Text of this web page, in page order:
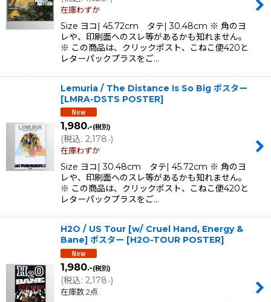
在庫わずか
Size ヨコ| 45.72cm タテ| 30.48cm ※ 角のヨ
レや、印刷面へのスレ等があるかも知れません。
※ この商品は、クリックポスト、こねこ便420と
レターパックプラスをご…
Lemuria / The Distance Is So Big ポスター
[LMRA-DSTS POSTER]
1,980.-(税別)
(税込: 2,178.-)
在庫わずか
Size ヨコ| 30.48cm タテ| 45.72cm ※ 角のヨ
レや、印刷面へのスレ等があるかも知れません。
※ この商品は、クリックポスト、こねこ便420と
レターパックプラスをご…
H2O / US Tour [w/ Cruel Hand, Energy &
Bane] ポスター [H2O-TOUR POSTER]
1,980.-(税別)
(税込: 2,178.-)
在庫数 2点